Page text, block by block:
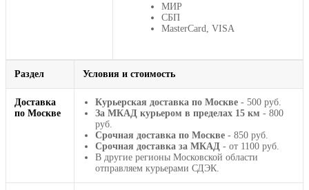
МИР
СБП
MasterCard, VISA
Раздел Условия и стоимость
Доставка
по Москве
Курьерская доставка по Москве - 500 руб.
За МКАД курьером в пределах 15 км - 800
руб.
Срочная доставка по Москве - 850 руб.
Срочная доставка за МКАД - от 1100 руб.
В другие регионы Московской области
отправляем курьерами СДЭК.